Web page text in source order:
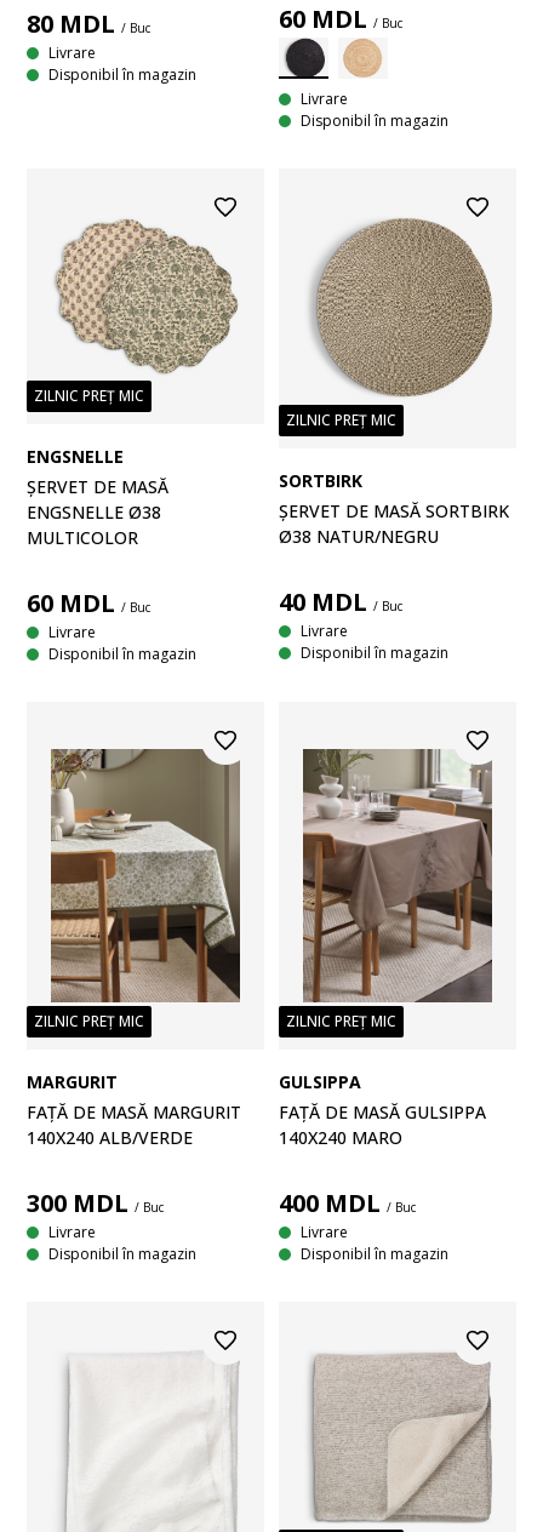
80 MDL / Buc
Livrare
Disponibil în magazin
60 MDL / Buc
Livrare
Disponibil în magazin
ZILNIC PREȚ MIC
ENGSNELLE
ȘERVET DE MASĂ
ENGSNELLE Ø38
MULTICOLOR
60 MDL / Buc
Livrare
Disponibil în magazin
ZILNIC PREȚ MIC
SORTBIRK
ȘERVET DE MASĂ SORTBIRK
Ø38 NATUR/NEGRU
40 MDL / Buc
Livrare
Disponibil în magazin
ZILNIC PREȚ MIC
MARGURIT
FAȚĂ DE MASĂ MARGURIT
140X240 ALB/VERDE
300 MDL / Buc
Livrare
Disponibil în magazin
ZILNIC PREȚ MIC
GULSIPPA
FAȚĂ DE MASĂ GULSIPPA
140X240 MARO
400 MDL / Buc
Livrare
Disponibil în magazin